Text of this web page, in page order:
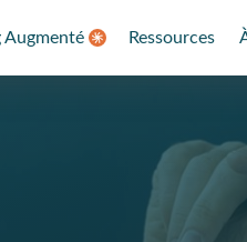
Augmenté Ressources